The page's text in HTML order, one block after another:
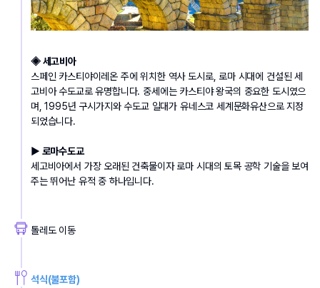
◈ 세고비아
스페인 카스티야이레온 주에 위치한 역사 도시로, 로마 시대에 건설된 세
고비아 수도교로 유명합니다. 중세에는 카스티야 왕국의 중요한 도시였으
며, 1995년 구시가지와 수도교 일대가 유네스코 세계문화유산으로 지정
되었습니다.
▶ 로마수도교
세고비아에서 가장 오래된 건축물이자 로마 시대의 토목 공학 기술을 보여
주는 뛰어난 유적 중 하나입니다.
톨레도 이동
석식(불포함)